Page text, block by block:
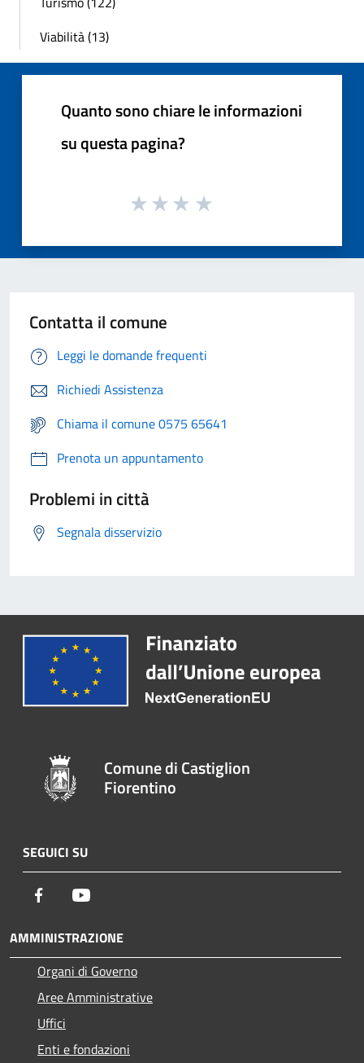
Viabilità (13)
Quanto sono chiare le informazioni
su questa pagina?
Contatta il comune
Leggi le domande frequenti
Richiedi Assistenza
Chiama il comune 0575 65641
Prenota un appuntamento
Problemi in città
Segnala disservizio
Comune di Castiglion
Fiorentino
SEGUICI SU
Facebook
AMMINISTRAZIONE
Organi di Governo
Aree Amministrative
Uffici
Enti e fondazioni